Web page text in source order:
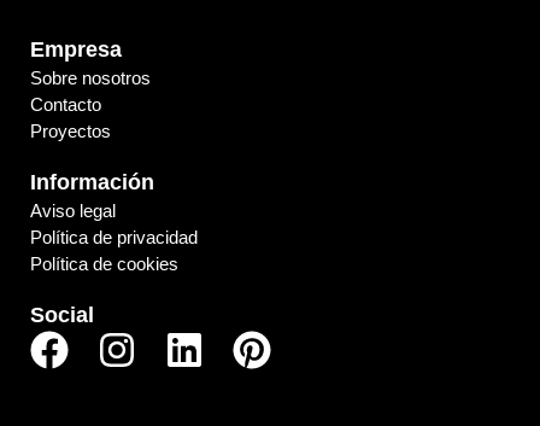
Empresa
Sobre nosotros
Contacto
Proyectos
Información
Aviso legal
Política de privacidad
Política de cookies
Social